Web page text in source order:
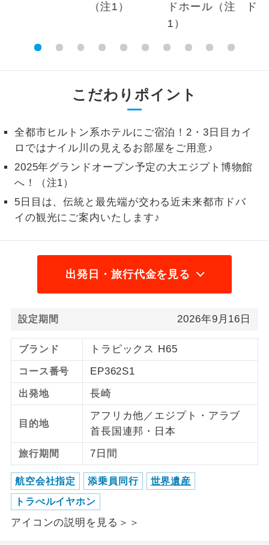
こだわりポイント
全都市ヒルトン系ホテルにご宿泊！2・3日目カイ
ロではナイル川の見えるお部屋をご用意♪
2025年グランドオープン予定の大エジプト博物館
へ！（注1）
5日目は、伝統と最先端が交わる近未来都市ドバ
イの観光にご案内いたします♪
出発日・旅行代金を見る
設定期間 2026年9月16日
ブランド トラピックス H65
コース番号 EP362S1
出発地 長崎
目的地
アフリカ他／エジプト・アラブ
首長国連邦・日本
旅行期間 7日間
航空会社指定 添乗員同行 世界遺産
トラべルイヤホン
アイコンの説明を見る＞＞
全てのお食事が付いていますので、お食
く）
だけます。
をじっくり聞くことができます。
1名様から出発可能な個人型プランで
す。
2名様催行
す。
加限定
1名様1室同代
1名様1室利用でも追加料金がかからない
ご夫婦限定
ご夫婦限定でご参加いただけるコースで
女性限定
女性限定でご参加いただけるコースで
す。
年齢制限あり
ご参加にあたり年齢に制限があるコース
です。
利用航空会社が指定なので、ご出発の計
画にとても便利です。
ホテル指定
ご紹介するホテルを指定したコースで
す。